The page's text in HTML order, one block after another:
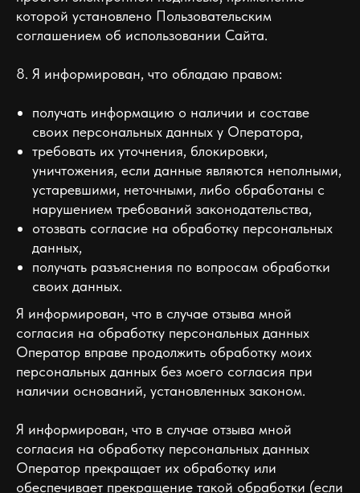
которой установлено Пользовательским
соглашением об использовании Сайта.
8. Я информирован, что обладаю правом:
получать информацию о наличии и составе
своих персональных данных у Оператора,
требовать их уточнения, блокировки,
уничтожения, если данные являются неполными,
устаревшими, неточными, либо обработаны с
нарушением требований законодательства,
отозвать согласие на обработку персональных
данных,
получать разъяснения по вопросам обработки
своих данных.
Я информирован, что в случае отзыва мной
согласия на обработку персональных данных
Оператор вправе продолжить обработку моих
персональных данных без моего согласия при
наличии оснований, установленных законом.
Я информирован, что в случае отзыва мной
согласия на обработку персональных данных
Оператор прекращает их обработку или
обеспечивает прекращение такой обработки (если